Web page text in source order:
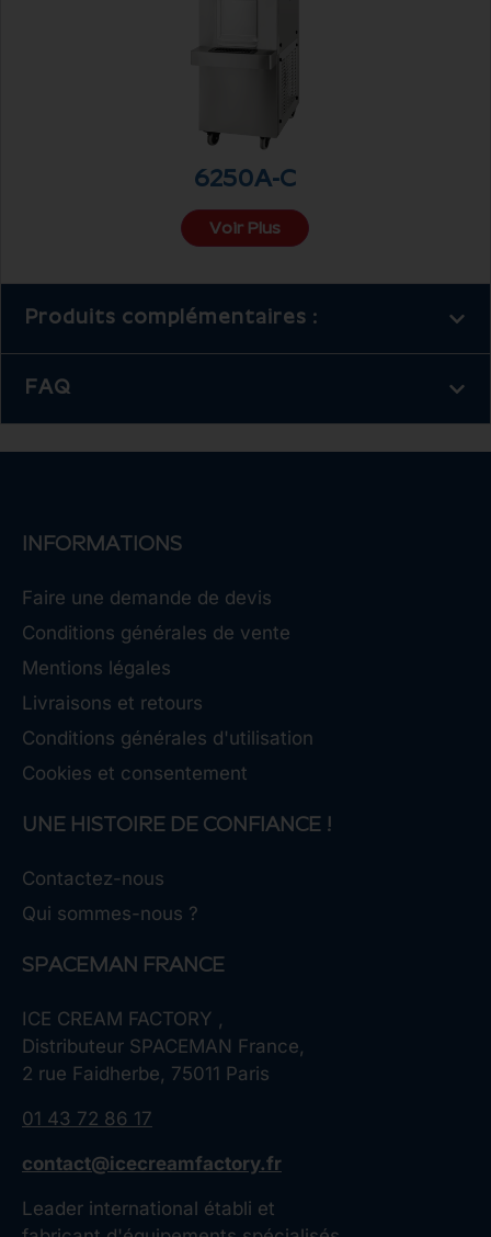
6250A-C
Voir Plus
Produits complémentaires :
FAQ
INFORMATIONS
Faire une demande de devis
Conditions générales de vente
Mentions légales
Livraisons et retours
Conditions générales d'utilisation
Cookies et consentement
UNE HISTOIRE DE CONFIANCE !
Contactez-nous
Qui sommes-nous ?
SPACEMAN FRANCE
ICE CREAM FACTORY ,
Distributeur SPACEMAN France,
2 rue Faidherbe, 75011 Paris
01 43 72 86 17
contact@icecreamfactory.fr
Leader international établi et